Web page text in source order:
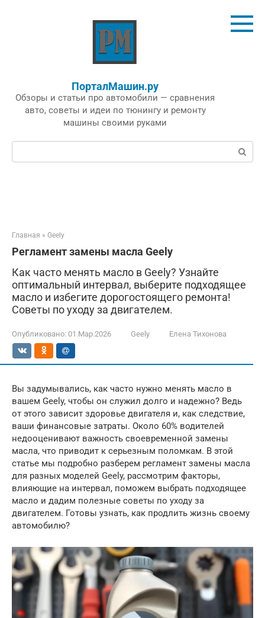
ПорталМашин.ру
Обзоры и статьи про автомобили — сравнения
авто, советы и идеи по тюнингу и ремонту
машины своими руками
Поиск:
Главная » Geely
Регламент замены масла Geely
Как часто менять масло в Geely? Узнайте
оптимальный интервал, выберите подходящее
масло и избегите дорогостоящего ремонта!
Советы по уходу за двигателем.
Опубликовано: 01.Мар.2026 Geely Елена Тихонова
Вы задумывались, как часто нужно менять масло в
вашем Geely, чтобы он служил долго и надежно? Ведь
от этого зависит здоровье двигателя и, как следствие,
ваши финансовые затраты. Около 60% водителей
недооценивают важность своевременной замены
масла, что приводит к серьезным поломкам. В этой
статье мы подробно разберем регламент замены масла
для разных моделей Geely, рассмотрим факторы,
влияющие на интервал, поможем выбрать подходящее
масло и дадим полезные советы по уходу за
двигателем. Готовы узнать, как продлить жизнь своему
автомобилю?